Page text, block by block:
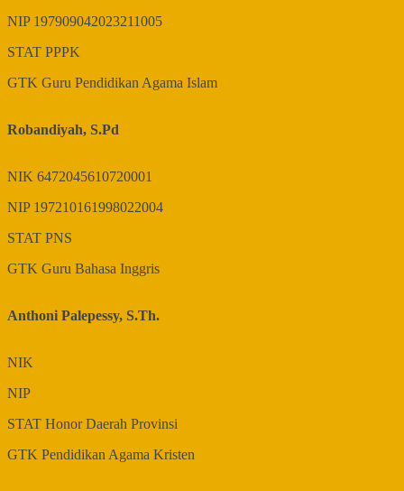
NIP 197909042023211005
STAT PPPK
GTK Guru Pendidikan Agama Islam
Robandiyah, S.Pd
NIK 6472045610720001
NIP 197210161998022004
STAT PNS
GTK Guru Bahasa Inggris
Anthoni Palepessy, S.Th.
NIK
NIP
STAT Honor Daerah Provinsi
GTK Pendidikan Agama Kristen